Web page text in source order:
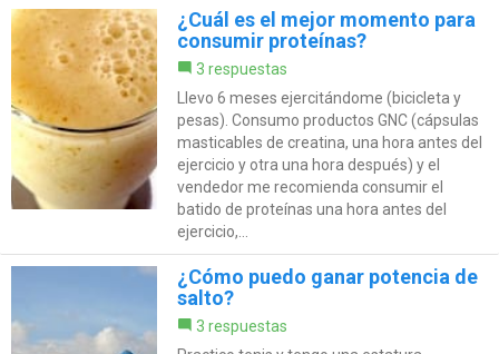
¿Cuál es el mejor momento para
consumir proteínas?
3 respuestas
Llevo 6 meses ejercitándome (bicicleta y
pesas). Consumo productos GNC (cápsulas
masticables de creatina, una hora antes del
ejercicio y otra una hora después) y el
vendedor me recomienda consumir el
batido de proteínas una hora antes del
ejercicio,...
¿Cómo puedo ganar potencia de
salto?
3 respuestas